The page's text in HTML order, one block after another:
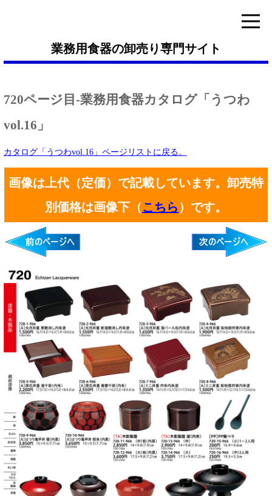
業務用食器の卸売り専門サイト
720ページ目-業務用食器カタログ「うつわ
vol.16」
カタログ「うつわvol.16」ページリストに戻る。
画像は上代（定価）で記載しています。卸売特
別価格は画像下（こちら ）です。